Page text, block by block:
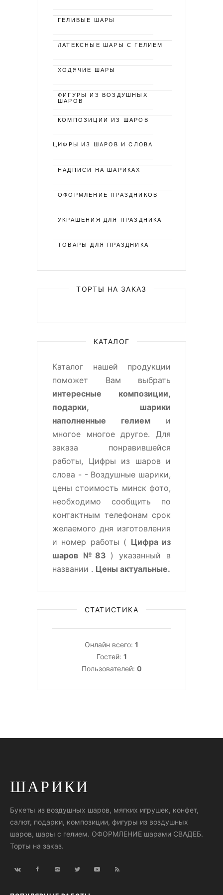
ГЕЛИВЫЕ ШАРЫ
ЛАТЕКСНЫЕ ШАРЫ С ГЕЛИЕМ
ХОДЯЧИЕ ШАРЫ
ФИГУРЫ ИЗ ВОЗДУШНЫХ
ШАРОВ
КОМПОЗИЦИИ ИЗ ШАРОВ
ЦИФРЫ ИЗ ШАРОВ И СЛОВА
НАДПИСИ НА ШАРИКАХ
ОФОРМЛЕНИЕ ПРАЗДНИКОВ
УКРАШЕНИЯ ДЛЯ ПРАЗДНИКА
ТОВАРЫ ДЛЯ ПРАЗДНИКА
ТОРТЫ НА ЗАКАЗ
КАТАЛОГ
Каталог нашей продукции
поможет Вам выбрать
интересные композиции,
подарки, шарики
наполненные гелием и
многое многое другое. Для
заказа понравившейся
работы, Цифры из шаров и
слова - - Воздушные шарики,
цены стоимость минск фото,
необходимо сообщить по
контактным телефонам срок
желаемого дня изготовления
и номер работы ( Цифра из
шаров №83 ) указанный в
названии . Цены актуальные.
СТАТИСТИКА
Онлайн всего: 1
Гостей: 1
Пользователей: 0
ШАРИКИ
Букеты из воздушных шаров, мягких игрушек, конфет,
салют, подарки, композиции, фигуры из воздушных
шаров, шары с гелием. ОФОРМЛЕНИЕ шарами СВАДЕБ.
Торты на заказ.